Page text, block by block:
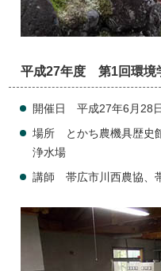
平成27年度 第1回環境
開催日 平成27年6月28日
場所 とかち農機具歴史
浄水場
講師 帯広市川西農協、